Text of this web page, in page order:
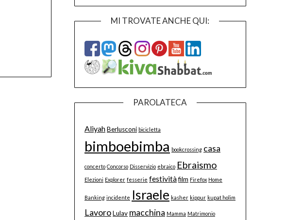
MI TROVATE ANCHE QUI:
PAROLATECA
AliyahBerlusconi bicicletta
bimboebimba bookcrossing casa
concerto Concorso Disservizio ebraico Ebraismo
Elezioni Explorer fesserie festivitàfilm Firefox Home
Banking incidente Israele kasher kippur kupat holim
LavoroLulav macchina Mamma Matrimonio